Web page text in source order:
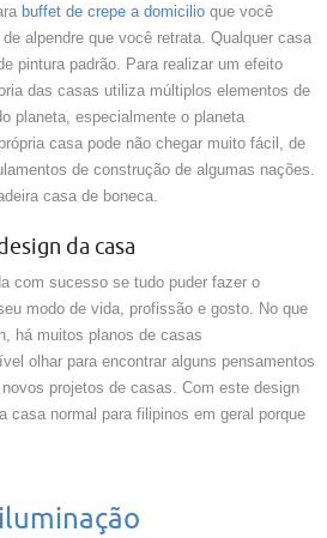
buffet de crepe a domicilio que você
alpendre que você retrata. Qualquer casa
pintura padrão. Para realizar um efeito
das casas utiliza múltiplos elementos de
planeta, especialmente o planeta
casa pode não chegar muito fácil, de
de construção de algumas nações.
casa de boneca.
da casa
com sucesso se tudo puder fazer o
modo de vida, profissão e gosto. No que
há muitos planos de casas
olhar para encontrar alguns pensamentos
projetos de casas. Com este design
casa normal para filipinos em geral porque